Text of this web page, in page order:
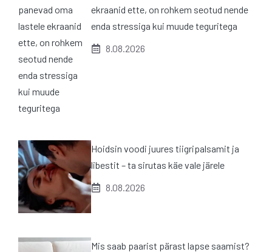
ekraanid ette, on rohkem seotud nende
enda stressiga kui muude teguritega
8.08.2026
Hoidsin voodi juures tiigripalsamit ja
libestit – ta sirutas käe vale järele
8.08.2026
Mis saab paarist pärast lapse saamist?